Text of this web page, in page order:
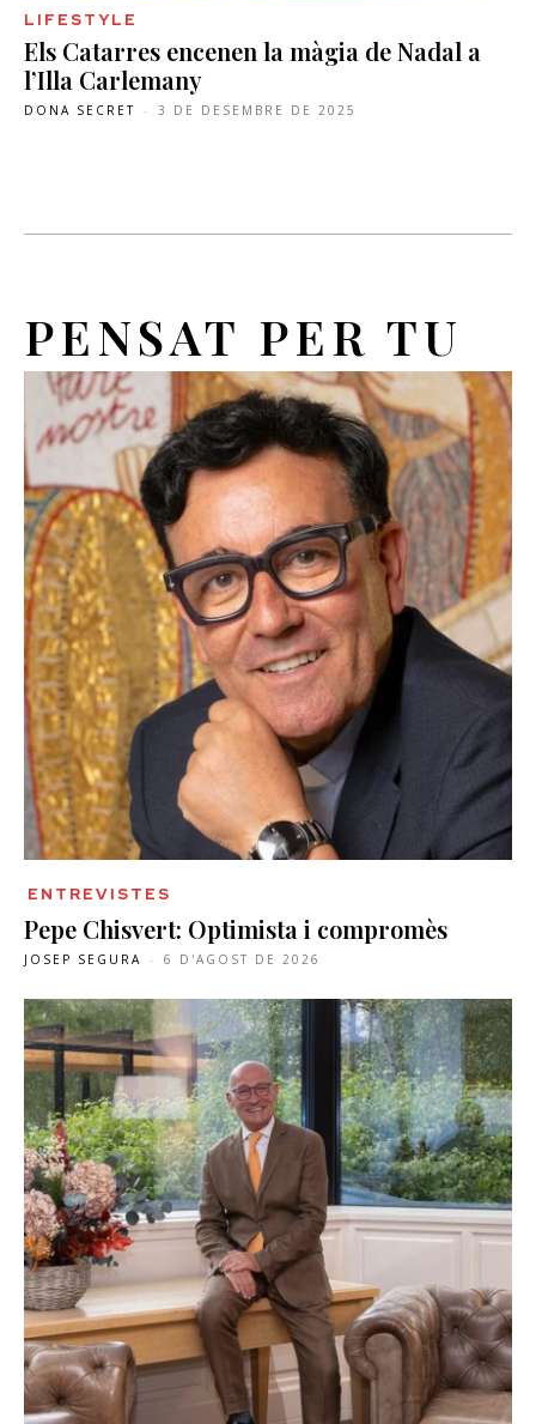
LIFESTYLE
Els Catarres encenen la màgia de Nadal a
l’Illa Carlemany
DONA SECRET - 3 DE DESEMBRE DE 2025
PENSAT PER TU
ENTREVISTES
Pepe Chisvert: Optimista i compromès
JOSEP SEGURA - 6 D'AGOST DE 2026